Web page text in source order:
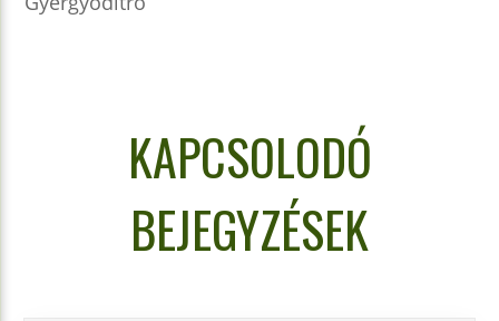
KAPCSOLODÓ
BEJEGYZÉSEK